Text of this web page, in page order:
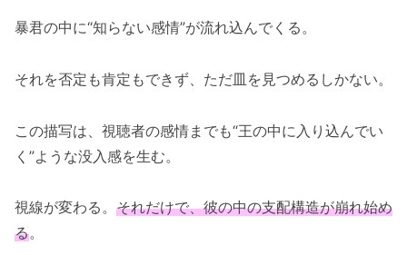
暴君の中に“知らない感情”が流れ込んでくる。
それを否定も肯定もできず、ただ皿を見つめるしかない。
この描写は、視聴者の感情までも“王の中に入り込んでい
く”ような没入感を生む。
視線が変わる。 それだけで、彼の中の支配構造が崩れ始め
る。